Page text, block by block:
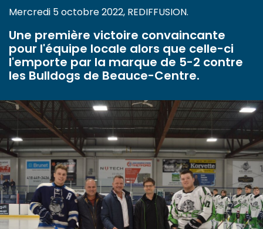
Mercredi 5 octobre 2022, REDIFFUSION.
Une première victoire convaincante
pour l'équipe locale alors que celle-ci
l'emporte par la marque de 5-2 contre
les Bulldogs de Beauce-Centre.